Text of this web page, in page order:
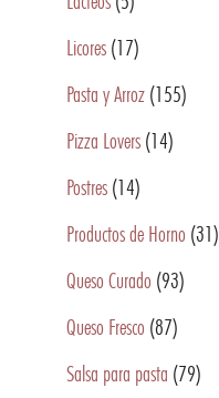
Licores (17)
Pasta y Arroz (155)
Pizza Lovers (14)
Postres (14)
Productos de Horno (31)
Queso Curado (93)
Queso Fresco (87)
Salsa para pasta (79)